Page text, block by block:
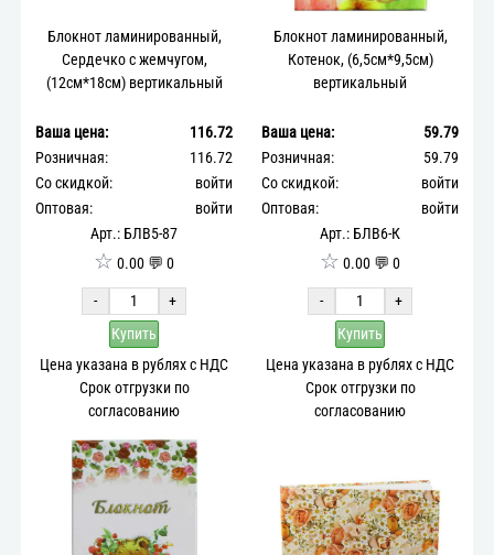
Блокнот ламинированный,
Сердечко с жемчугом,
(12см*18см) вертикальный
Ваша цена:
116.72
Розничная:
116.72
Со скидкой:
войти
Оптовая:
войти
Арт.: БЛВ5-87
☆ 0.00 💬 0
-
+
Купить
Цена указана в рублях с НДС
Срок отгрузки по
согласованию
Блокнот ламинированный,
Котенок, (6,5см*9,5см)
вертикальный
Ваша цена:
59.79
Розничная:
59.79
Со скидкой:
войти
Оптовая:
войти
Арт.: БЛВ6-К
☆ 0.00 💬 0
-
+
Купить
Цена указана в рублях с НДС
Срок отгрузки по
согласованию